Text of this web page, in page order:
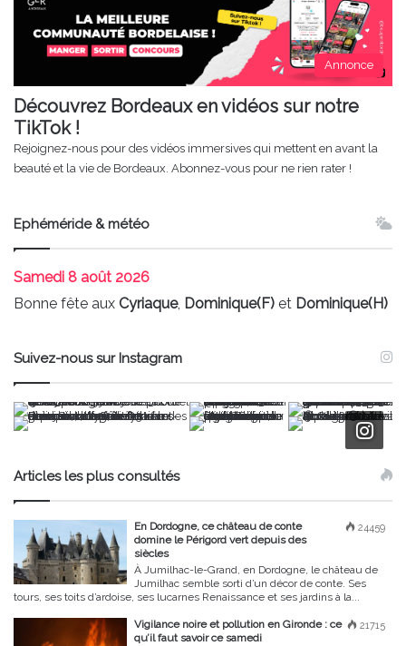
Annonce
Découvrez Bordeaux en vidéos sur notre
TikTok !
Rejoignez-nous pour des vidéos immersives qui mettent en avant la
beauté et la vie de Bordeaux. Abonnez-vous pour ne rien rater !
Ephéméride & météo
Samedi 8 août 2026
Bonne fête aux Cyriaque, Dominique(F) et Dominique(H)
Suivez-nous sur Instagram
Articles les plus consultés
24459
En Dordogne, ce château de conte
domine le Périgord vert depuis des
siècles
À Jumilhac-le-Grand, en Dordogne, le château de
Jumilhac semble sorti d’un décor de conte. Ses
tours, ses toits d’ardoise, ses lucarnes Renaissance et ses jardins à la...
21715
Vigilance noire et pollution en Gironde : ce
qu’il faut savoir ce samedi